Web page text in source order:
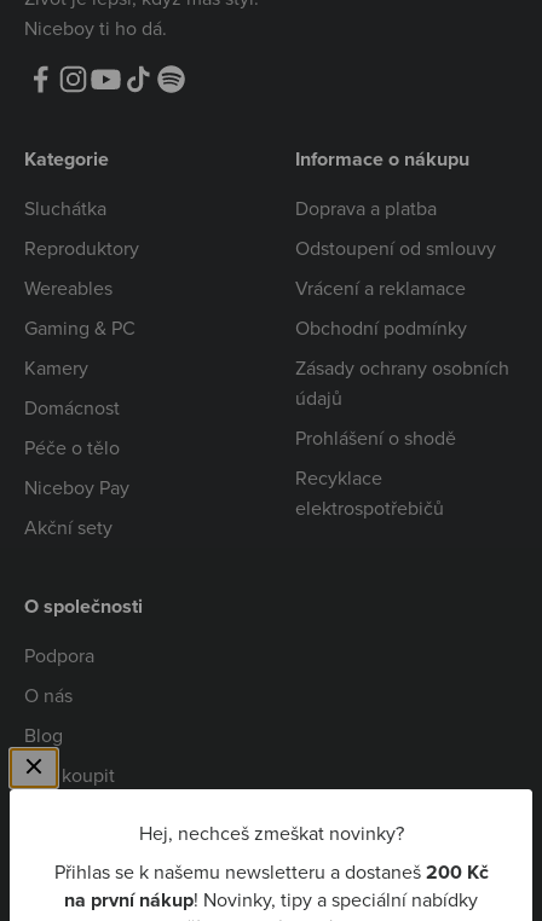
Hej, nechceš zmeškat novinky?
Přihlas se k našemu newsletteru a dostaneš200 Kč
na první nákup! Novinky, tipy a speciální nabídky
Niceboy ti ho dá.
Kategorie
Sluchátka
Reproduktory
Wereables
Gaming & PC
Kamery
Domácnost
Péče o tělo
Niceboy Pay
Akční sety
Informace o nákupu
Doprava a platba
Odstoupení od smlouvy
Vrácení a reklamace
Obchodní podmínky
Zásady ochrany osobních
údajů
Prohlášení o shodě
Recyklace
elektrospotřebičů
O společnosti
Podpora
O nás
Blog
Kde koupit
Niceboy Pay